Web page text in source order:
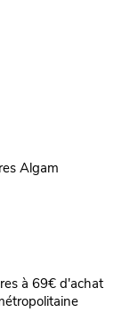
Algam
à 69€ d'achat